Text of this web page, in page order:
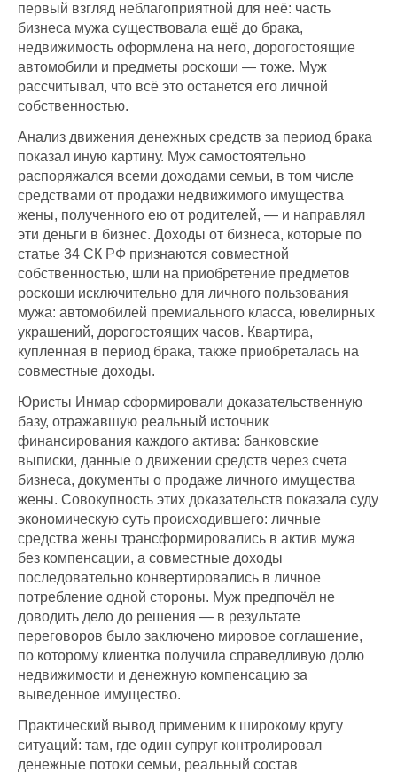
первый взгляд неблагоприятной для неё: часть
бизнеса мужа существовала ещё до брака,
недвижимость оформлена на него, дорогостоящие
автомобили и предметы роскоши — тоже. Муж
рассчитывал, что всё это останется его личной
собственностью.
Анализ движения денежных средств за период брака
показал иную картину. Муж самостоятельно
распоряжался всеми доходами семьи, в том числе
средствами от продажи недвижимого имущества
жены, полученного ею от родителей, — и направлял
эти деньги в бизнес. Доходы от бизнеса, которые по
статье 34 СК РФ признаются совместной
собственностью, шли на приобретение предметов
роскоши исключительно для личного пользования
мужа: автомобилей премиального класса, ювелирных
украшений, дорогостоящих часов. Квартира,
купленная в период брака, также приобреталась на
совместные доходы.
Юристы Инмар сформировали доказательственную
базу, отражавшую реальный источник
финансирования каждого актива: банковские
выписки, данные о движении средств через счета
бизнеса, документы о продаже личного имущества
жены. Совокупность этих доказательств показала суду
экономическую суть происходившего: личные
средства жены трансформировались в актив мужа
без компенсации, а совместные доходы
последовательно конвертировались в личное
потребление одной стороны. Муж предпочёл не
доводить дело до решения — в результате
переговоров было заключено мировое соглашение,
по которому клиентка получила справедливую долю
недвижимости и денежную компенсацию за
выведенное имущество.
Практический вывод применим к широкому кругу
ситуаций: там, где один супруг контролировал
денежные потоки семьи, реальный состав